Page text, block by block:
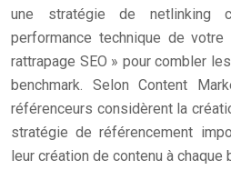
une stratégie de netlinking
performance technique de
rattrapage SEO » pour combler
benchmark. Selon Content
référenceurs considèrent la
stratégie de référencement
leur création de contenu à chaque